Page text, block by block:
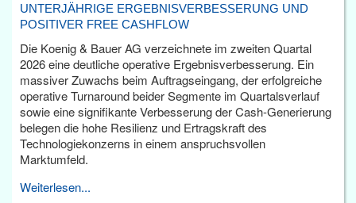
UNTERJÄHRIGE ERGEBNISVERBESSERUNG UND
POSITIVER FREE CASHFLOW
Die Koenig & Bauer AG verzeichnete im zweiten Quartal
2026 eine deutliche operative Ergebnisverbesserung. Ein
massiver Zuwachs beim Auftragseingang, der erfolgreiche
operative Turnaround beider Segmente im Quartalsverlauf
sowie eine signifikante Verbesserung der Cash-Generierung
belegen die hohe Resilienz und Ertragskraft des
Technologiekonzerns in einem anspruchsvollen
Marktumfeld.
Weiterlesen...